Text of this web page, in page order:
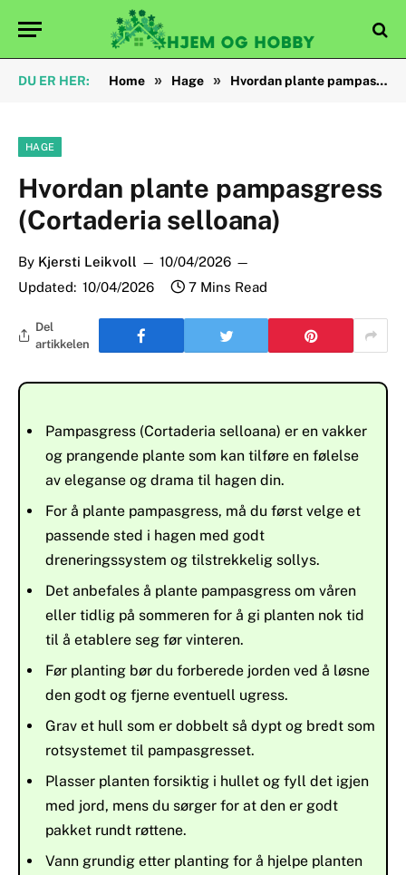
DU ER HER: Home » Hage » Hvordan plante pampasgress (Cortaderia selloana)
HAGE
Hvordan plante pampasgress
(Cortaderia selloana)
By Kjersti Leikvoll
10/04/2026
Updated: 10/04/2026 7 Mins Read
Del
artikkelen
Pampasgress (Cortaderia selloana) er en vakker
og prangende plante som kan tilføre en følelse
av eleganse og drama til hagen din.
For å plante pampasgress, må du først velge et
passende sted i hagen med godt
dreneringssystem og tilstrekkelig sollys.
Det anbefales å plante pampasgress om våren
eller tidlig på sommeren for å gi planten nok tid
til å etablere seg før vinteren.
Før planting bør du forberede jorden ved å løsne
den godt og fjerne eventuell ugress.
Grav et hull som er dobbelt så dypt og bredt som
rotsystemet til pampasgresset.
Plasser planten forsiktig i hullet og fyll det igjen
med jord, mens du sørger for at den er godt
pakket rundt røttene.
Vann grundig etter planting for å hjelpe planten